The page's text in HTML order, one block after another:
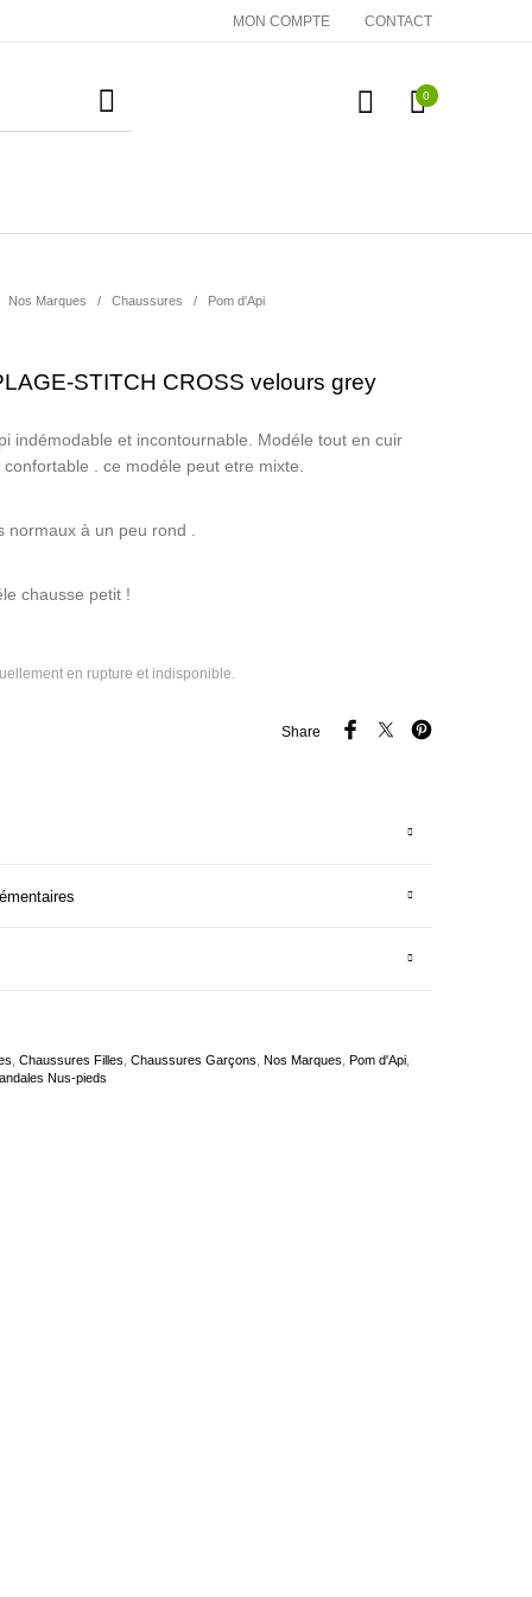
MON COMPTE CONTACT
0
Nos Marques / Chaussures / Pom d'Api
STITCH CROSS velours grey
indémodable et incontournable. Modéle tout en cuir
. ce modéle peut etre mixte.
normaux à un peu rond .
chausse petit !
en rupture et indisponible.
Share
Chaussures Filles Chaussures Garçons Nos Marques Pom d'Api
Nus-pieds